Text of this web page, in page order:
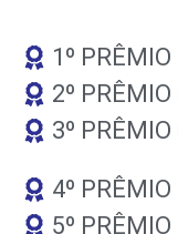
1º
2º
3º
4º
5º